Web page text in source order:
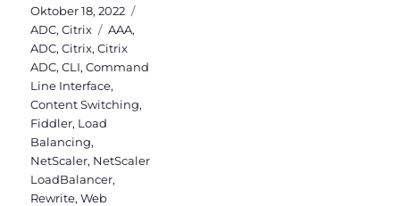
Oktober 18, 2022
ADC,Citrix Schlagwörter
AAA,
ADC,Citrix,Citrix
ADC,CLI,Command
Line Interface,
Content Switching,
Fiddler, Load
Balancing,
NetScaler, NetScaler
LoadBalancer,
Rewrite,Web